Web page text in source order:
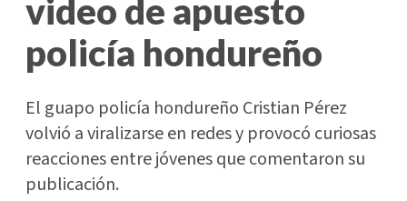
video de apuesto
policía hondureño
El guapo policía hondureño Cristian Pérez
volvió a viralizarse en redes y provocó curiosas
reacciones entre jóvenes que comentaron su
publicación.